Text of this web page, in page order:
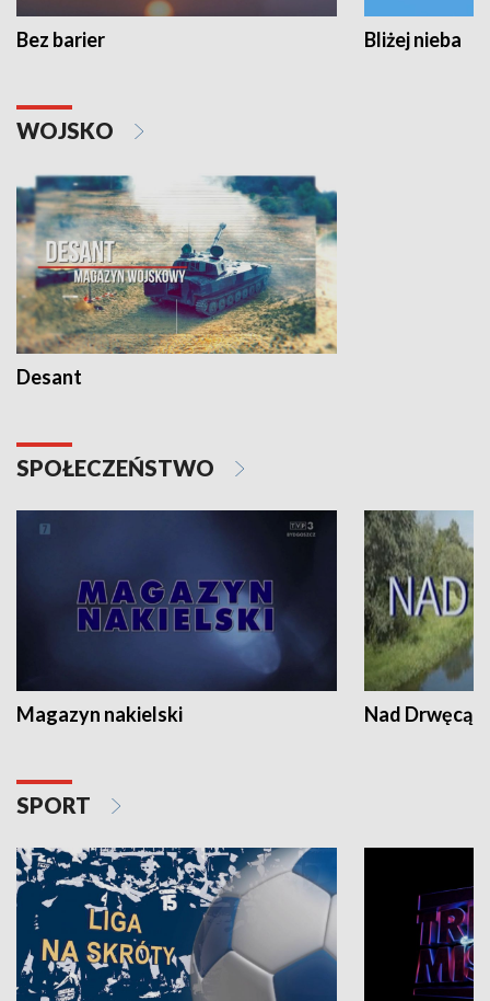
Bez barier Bliżej nieba
WOJSKO
Desant
SPOŁECZEŃSTWO
Magazyn nakielski Nad Drwęcą
SPORT